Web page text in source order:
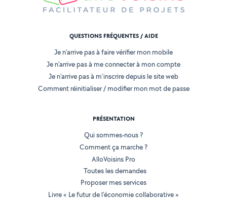
QUESTIONS FRÉQUENTES / AIDE
Je n'arrive pas à faire vérifier mon mobile
Je n'arrive pas à me connecter à mon compte
Je n'arrive pas à m'inscrire depuis le site web
Comment réinitialiser / modifier mon mot de passe
PRÉSENTATION
Qui sommes-nous ?
Comment ça marche ?
AlloVoisins Pro
Toutes les demandes
Proposer mes services
Livre « Le futur de l'économie collaborative »